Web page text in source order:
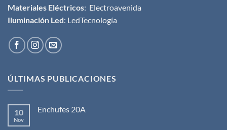
Materiales Eléctricos: Electroavenida
Iluminación Led: LedTecnología
ÚLTIMAS PUBLICACIONES
10
Nov
Enchufes 20A